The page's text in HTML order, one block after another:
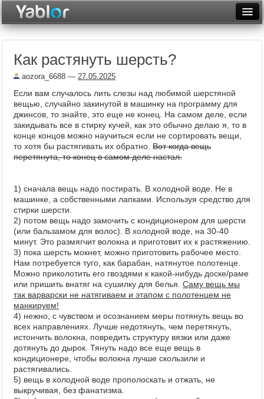
Неделя
Рейтинги
Архив
Фототоп
Как растянуть шерсть?
aozora_6688 — 27.05.2025
Если вам случалось лить слезы над любимой шерстяной
вещью, случайно закинутой в машинку на программу для
джинсов, то знайте, это еще не конец. На самом деле, если
закидывать все в стирку кучей, как это обычно делаю я, то в
конце концов можно научиться если не сортировать вещи,
то хотя бы растягивать их обратно. Вот когда вещь
перетянута, то конец в самом деле настал.
1) сначала вещь надо постирать. В холодной воде. Не в
машинке, а собственными лапками. Используя средство для
стирки шерсти.
2) потом вещь надо замочить с кондиционером для шерсти
(или бальзамом для волос). В холодной воде, на 30-40
минут. Это размягчит волокна и приготовит их к растяжению.
3) пока шерсть мокнет, можно приготовить рабочее место.
Нам потребуется туго, как барабан, натянутое полотенце.
Можно приколотить его гвоздями к какой-нибудь доске/раме
или пришить внатяг на сушилку для белья. Саму вещь мы
так варварски не натягиваем и этапом с полотенцем не
манкируем!
4) нежно, с чувством и осознанием меры потянуть вещь во
всех направлениях. Лучше недотянуть, чем перетянуть,
истончить волокна, повредить структуру вязки или даже
дотянуть до дырок. Тянуть надо все еще вещь в
кондиционере, чтобы волокна лучше скользили и
растягивались.
5) вещь в холодной воде прополоскать и отжать, не
выкручивая, без фанатизма.